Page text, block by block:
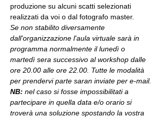
produzione su alcuni scatti selezionati
realizzati da voi o dal fotografo master.
Se non stabilito diversamente
dall'organizzazione l'aula virtuale sarà in
programma normalmente il lunedì o
martedì sera successivo al workshop dalle
ore 20.00 alle ore 22.00. Tutte le modalità
per prendervi parte saran inviate per e-mail.
NB: nel caso si fosse impossibilitati a
partecipare in quella data e/o orario si
troverà una soluzione spostando la vostra